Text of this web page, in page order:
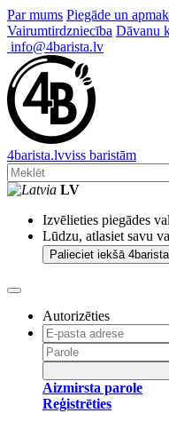
Par mums Piegāde un
Vairumtirdzniecība Dāvanu
info@4barista.lv
4barista.lvviss baristām
LV
Izvēlieties piegādes
Lūdzu, atlasiet savu
Palieciet iekšā
Autorizēties
Aizmirsta parole
Reģistrēties